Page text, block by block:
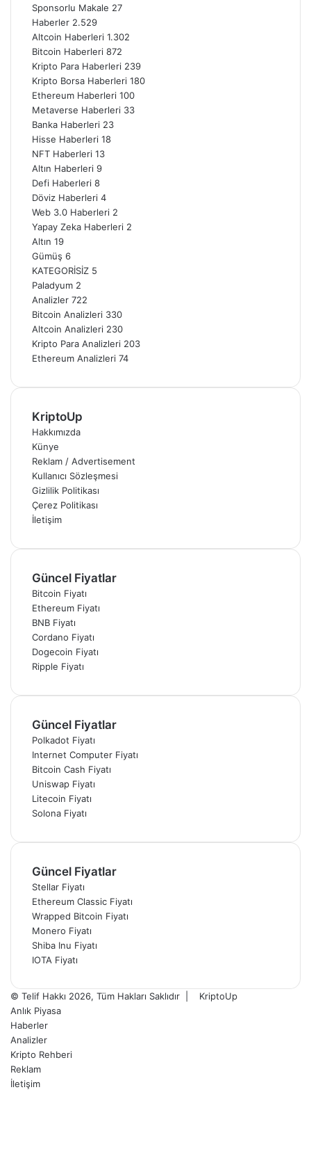
Sponsorlu Makale 27
Haberler 2.529
Altcoin Haberleri 1.302
Bitcoin Haberleri 872
Kripto Para Haberleri 239
Kripto Borsa Haberleri 180
Ethereum Haberleri 100
Metaverse Haberleri 33
Banka Haberleri 23
Hisse Haberleri 18
NFT Haberleri 13
Altın Haberleri 9
Defi Haberleri 8
Döviz Haberleri 4
Web 3.0 Haberleri 2
Yapay Zeka Haberleri 2
Altın 19
Gümüş 6
KATEGORİSİZ 5
Paladyum 2
Analizler 722
Bitcoin Analizleri 330
Altcoin Analizleri 230
Kripto Para Analizleri 203
Ethereum Analizleri 74
KriptoUp
Hakkımızda
Künye
Reklam / Advertisement
Kullanıcı Sözleşmesi
Gizlilik Politikası
Çerez Politikası
İletişim
Güncel Fiyatlar
Bitcoin Fiyatı
Ethereum Fiyatı
BNB Fiyatı
Cordano Fiyatı
Dogecoin Fiyatı
Ripple Fiyatı
Güncel Fiyatlar
Polkadot Fiyatı
Internet Computer Fiyatı
Bitcoin Cash Fiyatı
Uniswap Fiyatı
Litecoin Fiyatı
Solona Fiyatı
Güncel Fiyatlar
Stellar Fiyatı
Ethereum Classic Fiyatı
Wrapped Bitcoin Fiyatı
Monero Fiyatı
Shiba Inu Fiyatı
IOTA Fiyatı
© Telif Hakkı 2026, Tüm Hakları Saklıdır |
KriptoUp
Anlık Piyasa
Haberler
Analizler
Kripto Rehberi
Reklam
İletişim